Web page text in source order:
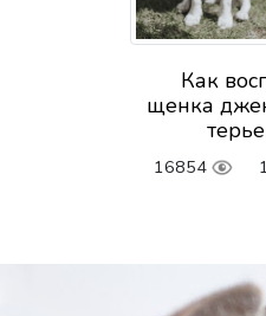
Как
щенка
16854